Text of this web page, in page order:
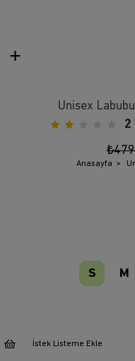
Unisex
2
Anasayfa
S M
İstek Listeme Ekle